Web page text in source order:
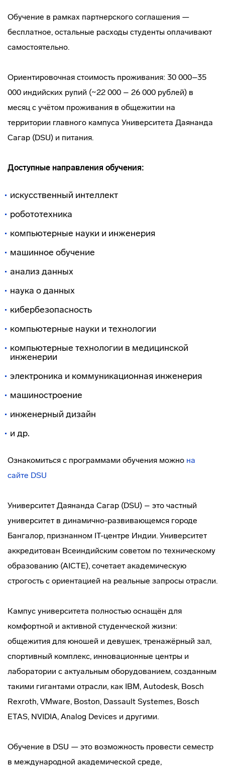
Обучение в рамках партнерского соглашения —
бесплатное, остальные расходы студенты оплачивают
самостоятельно.
Ориентировочная стоимость проживания: 30 000–35
000 индийских рупий (~22 000 – 26 000 рублей) в
месяц с учётом проживания в общежитии на
территории главного кампуса Университета Даянанда
Сагар (DSU) и питания.
Доступные направления обучения:
искусственный интеллект
робототехника
компьютерные науки и инженерия
машинное обучение
анализ данных
наука о данных
кибербезопасность
компьютерные науки и технологии
компьютерные технологии в медицинской
инженерии
электроника и коммуникационная инженерия
машиностроение
инженерный дизайн
и др.
Ознакомиться с программами обучения можно на
сайте DSU
Университет Даянанда Сагар (DSU) – это частный
университет в динамично-развивающемся городе
Бангалор, признанном IT-центре Индии. Университет
аккредитован Всеиндийским советом по техническому
образованию (AICTE), сочетает академическую
строгость с ориентацией на реальные запросы отрасли.
Кампус университета полностью оснащён для
комфортной и активной студенческой жизни:
общежития для юношей и девушек, тренажёрный зал,
спортивный комплекс, инновационные центры и
лаборатории с актуальным оборудованием, созданным
такими гигантами отрасли, как IBM, Autodesk, Bosch
Rexroth, VMware, Boston, Dassault Systemes, Bosch
ETAS, NVIDIA, Analog Devices и другими.
Обучение в DSU — это возможность провести семестр
в международной академической среде,